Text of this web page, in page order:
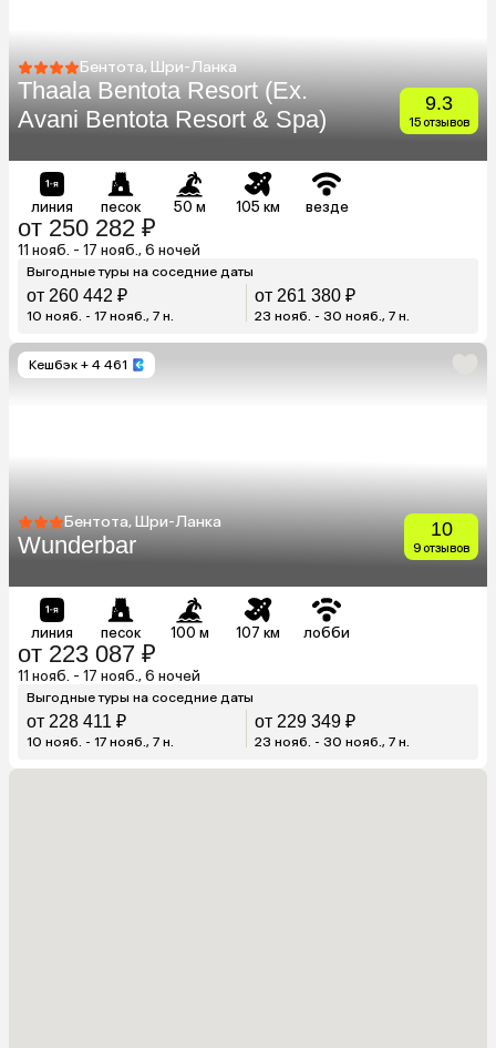
Бентота, Шри-Ланка
Thaala Bentota Resort (Ex.
Avani Bentota Resort & Spa)
9.3
15 отзывов
линия песок 50 м 105 км везде
от 250 282 ₽
11 нояб. - 17 нояб., 6 ночей
Выгодные туры на соседние даты
от 260 442 ₽
10 нояб. - 17 нояб., 7 н.
от 261 380 ₽
23 нояб. - 30 нояб., 7 н.
Кешбэк + 4 461
Бентота, Шри-Ланка
Wunderbar
10
9 отзывов
линия песок 100 м 107 км лобби
от 223 087 ₽
11 нояб. - 17 нояб., 6 ночей
Выгодные туры на соседние даты
от 228 411 ₽
10 нояб. - 17 нояб., 7 н.
от 229 349 ₽
23 нояб. - 30 нояб., 7 н.